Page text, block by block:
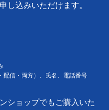
し込みいただけます。
配信・両方）、氏名、電話番号
ショップでもご購入いた